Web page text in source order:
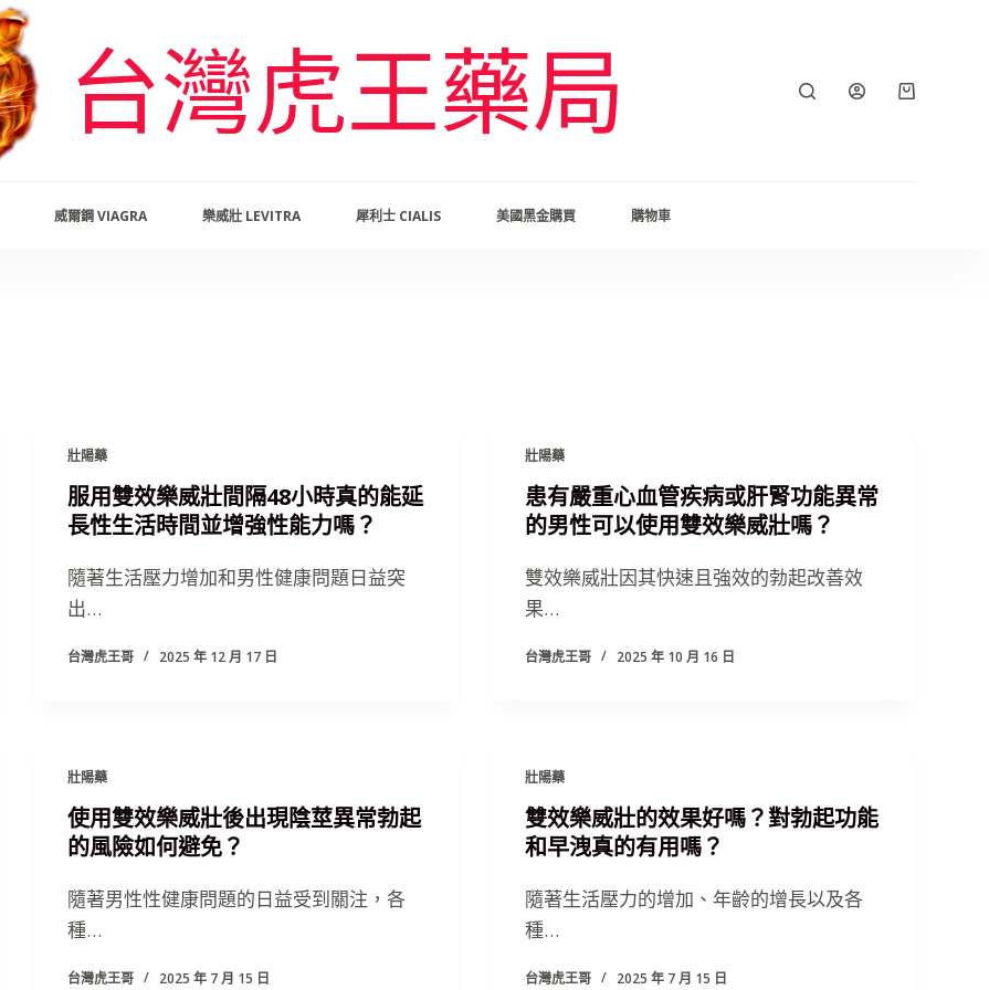
台灣虎王藥局
威爾鋼 VIAGRA 樂威壯 LEVITRA 犀利士 CIALIS 美國黑金購買 購物車
壯陽藥
服用雙效樂威壯間隔48小時真的能延
長性生活時間並增強性能力嗎？
隨著生活壓力增加和男性健康問題日益突
出…
台灣虎王哥 2025 年 12 月 17 日
壯陽藥
患有嚴重心血管疾病或肝腎功能異常
的男性可以使用雙效樂威壯嗎？
雙效樂威壯因其快速且強效的勃起改善效
果…
台灣虎王哥 2025 年 10 月 16 日
壯陽藥
使用雙效樂威壯後出現陰莖異常勃起
的風險如何避免？
隨著男性性健康問題的日益受到關注，各
種…
台灣虎王哥 2025 年 7 月 15 日
壯陽藥
雙效樂威壯的效果好嗎？對勃起功能
和早洩真的有用嗎？
隨著生活壓力的增加、年齡的增長以及各
種…
台灣虎王哥 2025 年 7 月 15 日